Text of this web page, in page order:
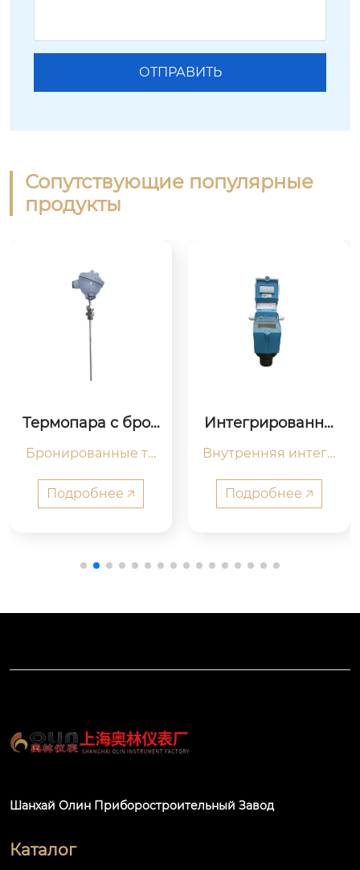
Сопутствующие популярные
продукты
Интегрированны
уровнемер
Внутренняя интегр
ературы для компе
нсации температур
времени. С помощь
влены на месте. Им
Подробнее 🡥
Радарный уровне
й волной
Применение： KQ –
Модель: жидкий, тве
рдый порошок
Ссылка на процесс:
Подробнее 🡥
Шанхай Олин Приборостроительный Завод
Каталог